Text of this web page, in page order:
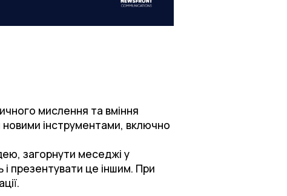
мислення та вміння
інструментами, включно
загорнути меседжі у
і презентувати це іншим. При